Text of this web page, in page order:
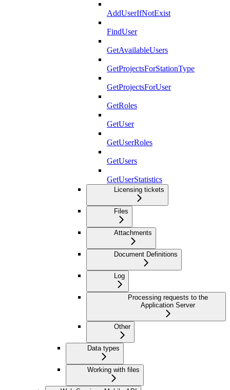
AddUserIfNotExist
FindUser
GetAvailableUsers
GetProjectsForStationType
GetProjectsForUser
GetRoles
GetUser
GetUserRoles
GetUsers
GetUserStatistics
Licensing tickets
Files
Attachments
Document Definitions
Log
Processing requests to the
Application Server
Other
Data types
Working with files